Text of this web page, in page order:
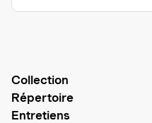
Collection
Répertoire
Entretiens